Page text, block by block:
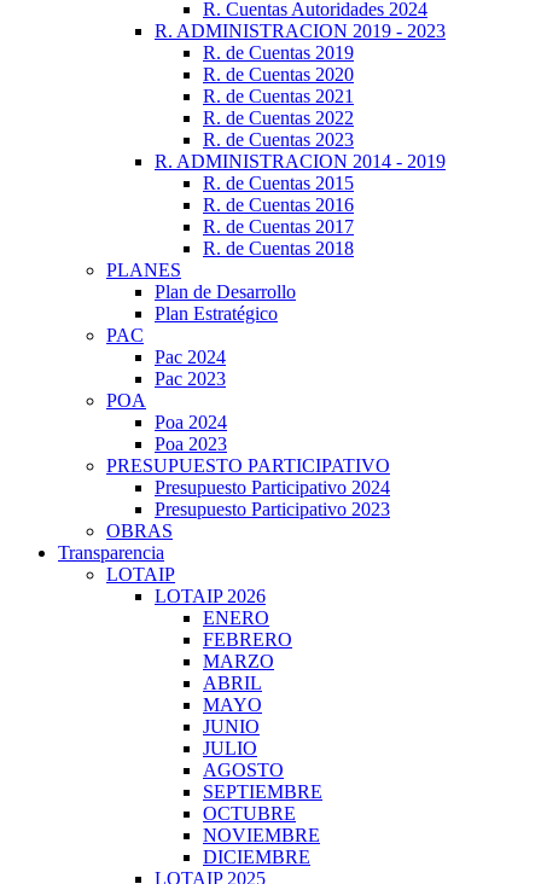
R. Cuentas Autoridades 2024
R. ADMINISTRACION 2019 - 2023
R. de Cuentas 2019
R. de Cuentas 2020
R. de Cuentas 2021
R. de Cuentas 2022
R. de Cuentas 2023
R. ADMINISTRACION 2014 - 2019
R. de Cuentas 2015
R. de Cuentas 2016
R. de Cuentas 2017
R. de Cuentas 2018
PLANES
Plan de Desarrollo
Plan Estratégico
PAC
Pac 2024
Pac 2023
POA
Poa 2024
Poa 2023
PRESUPUESTO PARTICIPATIVO
Presupuesto Participativo 2024
Presupuesto Participativo 2023
OBRAS
Transparencia
LOTAIP
LOTAIP 2026
ENERO
FEBRERO
MARZO
ABRIL
MAYO
JUNIO
JULIO
AGOSTO
SEPTIEMBRE
OCTUBRE
NOVIEMBRE
DICIEMBRE
LOTAIP 2025